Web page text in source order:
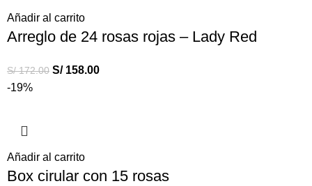
Añadir al carrito
Arreglo de 24 rosas rojas – Lady Red
S/172.00 S/158.00
-19%
Añadir al carrito
Box cirular con 15 rosas